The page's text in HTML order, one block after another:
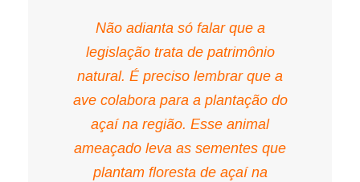
Não adianta só falar que a
legislação trata de patrimônio
natural. É preciso lembrar que a
ave colabora para a plantação do
açaí na região. Esse animal
ameaçado leva as sementes que
plantam floresta de açaí na